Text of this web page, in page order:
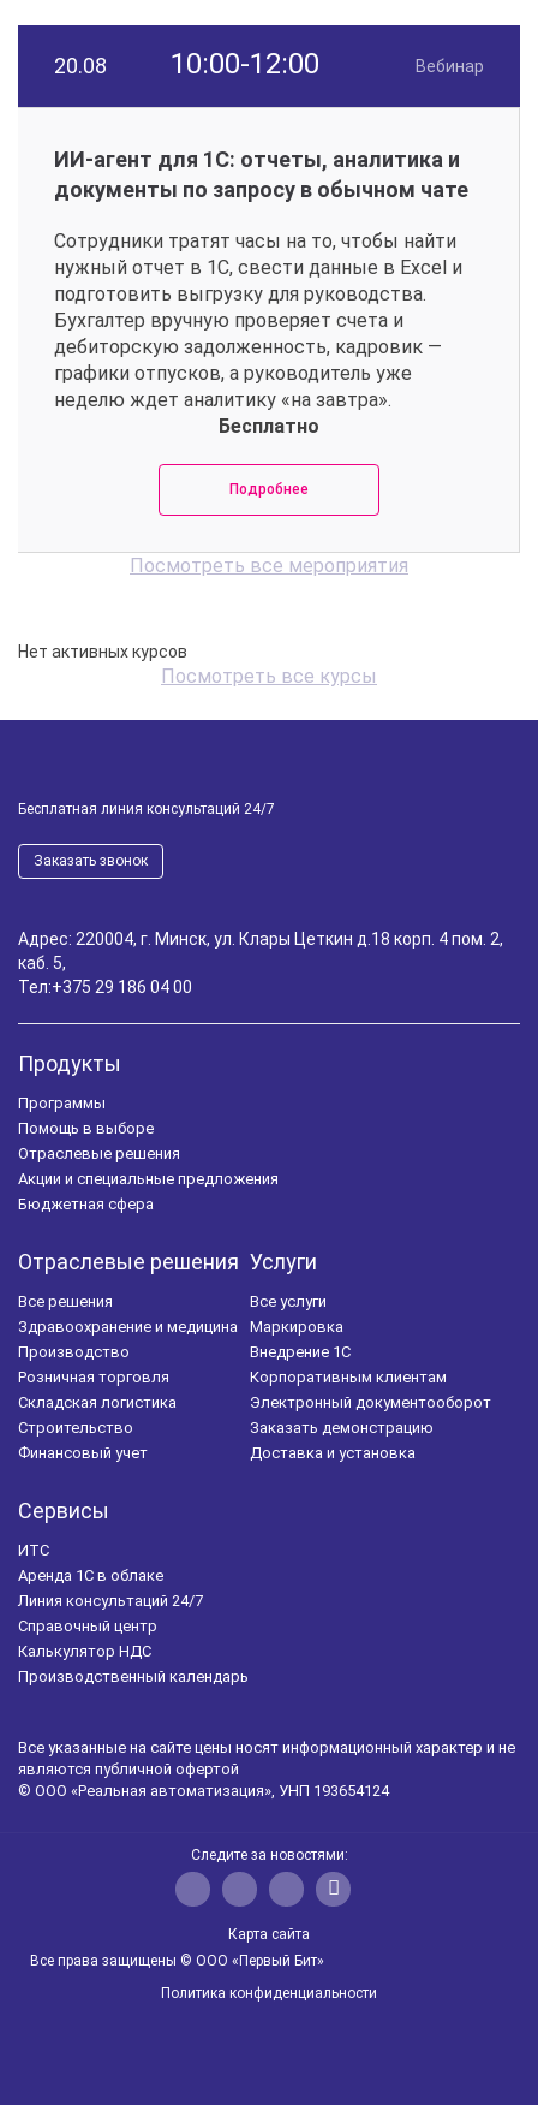
20.08 10:00-12:00 Вебинар
ИИ-агент для 1С: отчеты, аналитика и
документы по запросу в обычном чате
Сотрудники тратят часы на то, чтобы найти
нужный отчет в 1С, свести данные в Excel и
подготовить выгрузку для руководства.
Бухгалтер вручную проверяет счета и
дебиторскую задолженность, кадровик —
графики отпусков, а руководитель уже
неделю ждет аналитику «на завтра».
Бесплатно
Подробнее
Посмотреть все мероприятия
Нет активных курсов
Посмотреть все курсы
Бесплатная линия консультаций 24/7
Заказать звонок
Адрес: 220004, г. Минск, ул. Клары Цеткин д.18 корп. 4 пом. 2,
каб. 5,
Тел:+375 29 186 04 00
Продукты
Программы
Помощь в выборе
Отраслевые решения
Акции и специальные предложения
Бюджетная сфера
Отраслевые решения
Все решения
Здравоохранение и медицина
Производство
Розничная торговля
Складская логистика
Строительство
Финансовый учет
Услуги
Все услуги
Маркировка
Внедрение 1С
Корпоративным клиентам
Электронный документооборот
Заказать демонстрацию
Доставка и установка
Сервисы
ИТС
Аренда 1С в облаке
Линия консультаций 24/7
Справочный центр
Калькулятор НДС
Производственный календарь
Все указанные на сайте цены носят информационный характер и не
являются публичной офертой
© ООО «Реальная автоматизация», УНП 193654124
Следите за новостями:
Карта сайта
Все права защищены © ООО «Первый Бит»
Политика конфиденциальности